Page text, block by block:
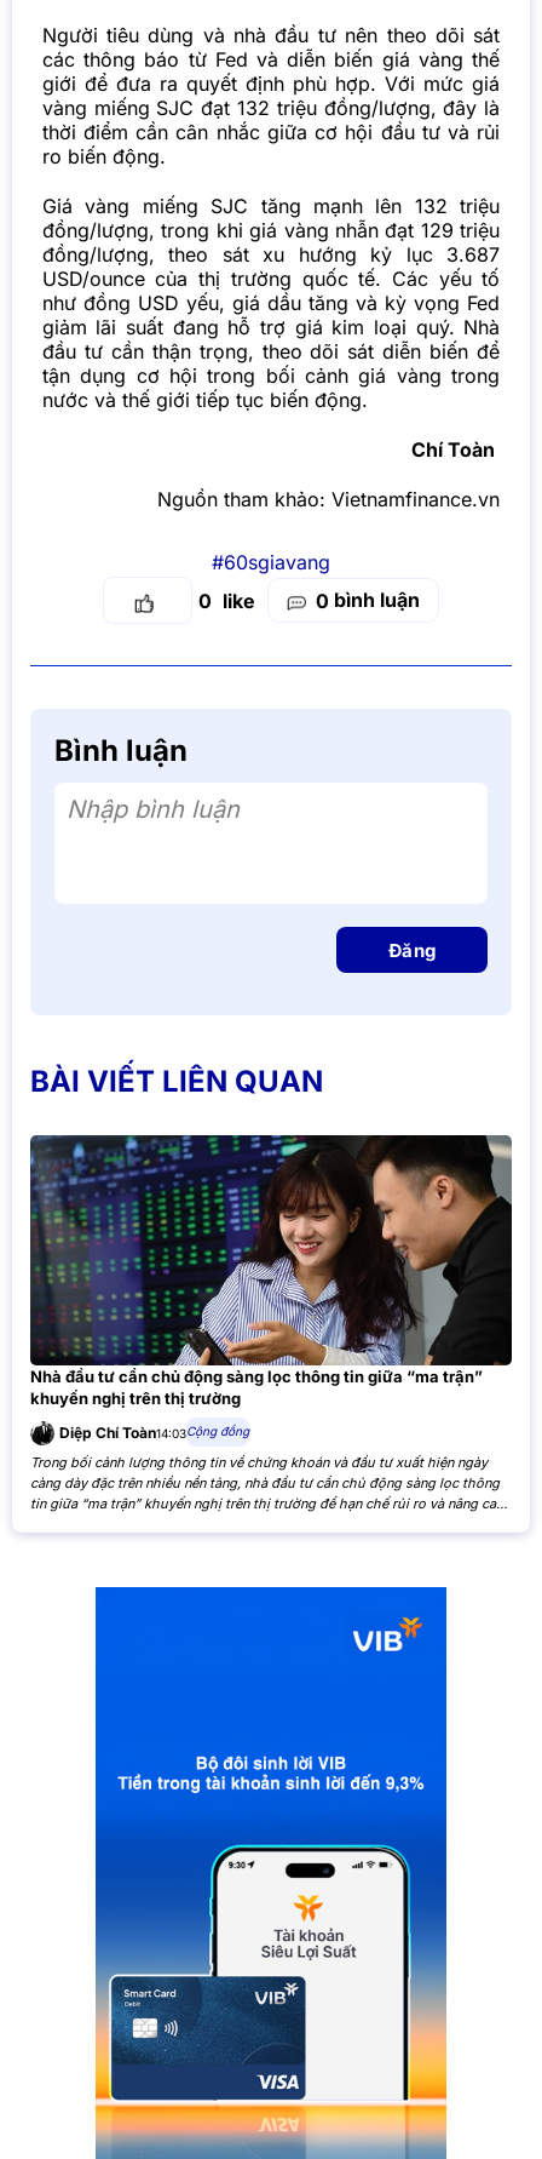
Người tiêu dùng và nhà đầu tư nên theo dõi sát
các thông báo từ Fed và diễn biến giá vàng thế
giới để đưa ra quyết định phù hợp. Với mức giá
vàng miếng SJC đạt 132 triệu đồng/lượng, đây là
thời điểm cần cân nhắc giữa cơ hội đầu tư và rủi
ro biến động.
Giá vàng miếng SJC tăng mạnh lên 132 triệu
đồng/lượng, trong khi giá vàng nhẫn đạt 129 triệu
đồng/lượng, theo sát xu hướng kỷ lục 3.687
USD/ounce của thị trường quốc tế. Các yếu tố
như đồng USD yếu, giá dầu tăng và kỳ vọng Fed
giảm lãi suất đang hỗ trợ giá kim loại quý. Nhà
đầu tư cần thận trọng, theo dõi sát diễn biến để
tận dụng cơ hội trong bối cảnh giá vàng trong
nước và thế giới tiếp tục biến động.
Chí Toàn
Nguồn tham khảo:Vietnamfinance.vn
#60sgiavang
0
0 bình luận
Bình luận
Nhập bình luận
Đăng
BÀI VIẾT LIÊN QUAN
Nhà đầu tư cần chủ động sàng lọc thông tin giữa “ma trận”
khuyến nghị trên thị trường
Diệp Chí Toàn14:03Cộng đồng
Trong bối cảnh lượng thông tin về chứng khoán và đầu tư xuất hiện ngày
càng dày đặc trên nhiều nền tảng, nhà đầu tư cần chủ động sàng lọc thông
tin giữa “ma trận” khuyến nghị trên thị trường để hạn chế rủi ro và nâng cao